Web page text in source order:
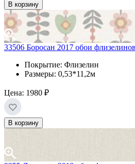
В корзину
33506 Боросан 2017 обои
Покрытие: Флизелин
Размеры: 0,53*11,2м
Цена: 1980 ₽
В корзину